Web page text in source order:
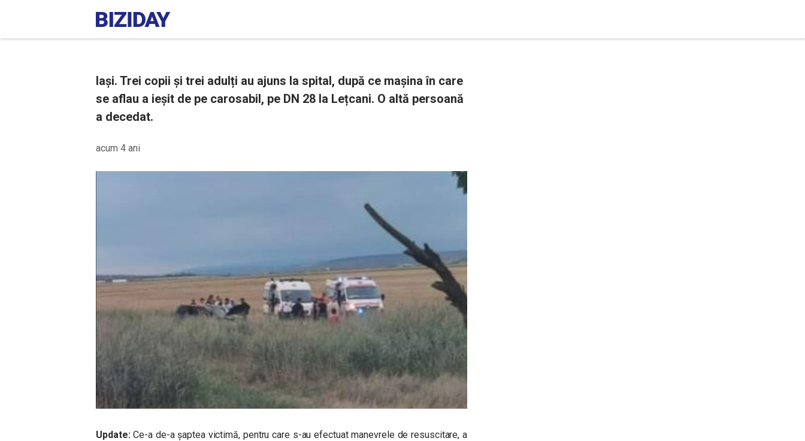
Iași. Trei copii și trei adulți au ajuns la spital, după ce mașina în care
se aflau a ieșit de pe carosabil, pe DN 28 la Lețcani. O altă persoană
a decedat.
acum 4 ani
Update:Ce-a de-a șaptea victimă, pentru care s-au efectuat manevrele de resuscitare, a